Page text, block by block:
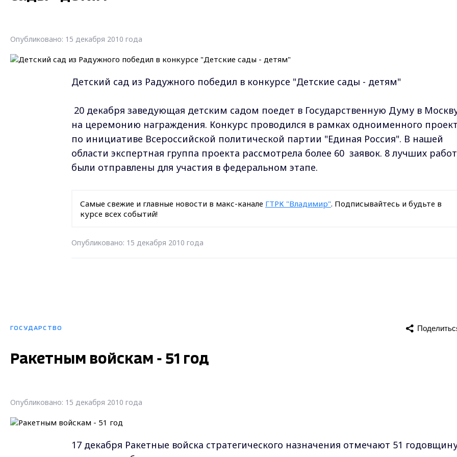
Опубликовано: 15 декабря 2010 года
Детский сад из Радужного победил в конкурсе "Детские сады - детям"
20 декабря заведующая детским садом поедет в Государственную Думу в
на церемонию награждения. Конкурс проводился в рамках одноименного
по инициативе Всероссийской политической партии "Единая Россия". В нашей
области экспертная группа проекта рассмотрела более 60 заявок. 8 лучших работ
были отправлены для участия в федеральном этапе.
Самые свежие и главные новости в макс-канале ГТРК "Владимир". Подписывайтесь и будьте в
курсе всех событий!
Опубликовано: 15 декабря 2010 года
ГОСУДАРСТВО
Ракетным войскам - 51 год
Опубликовано: 15 декабря 2010 года
17 декабря Ракетные войска стратегического назначения отмечают 51